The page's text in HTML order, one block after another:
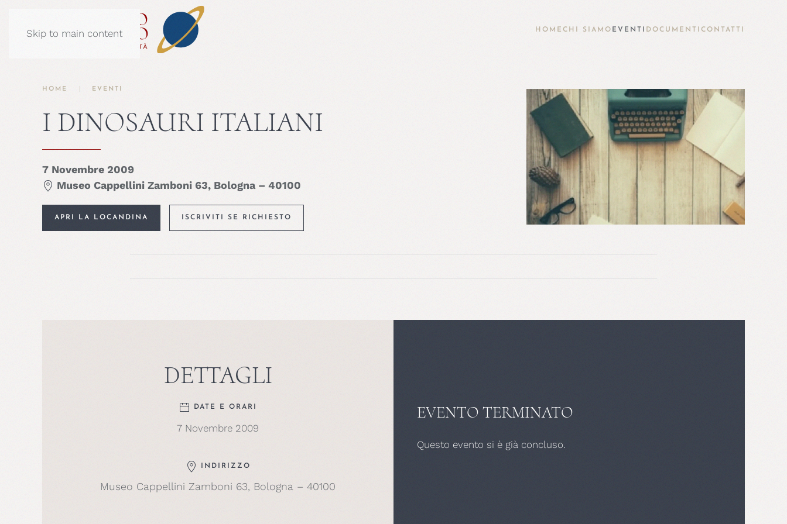
Skip to main content HOME CHI SIAMO EVENTI DOCUMENTI CONTATTI
HOME EVENTI
I DINOSAURI ITALIANI
7 Novembre 2009
Museo Cappellini Zamboni 63, Bologna – 40100
APRI LA LOCANDINA ISCRIVITI SE RICHIESTO
DETTAGLI
DATE E ORARI
7 Novembre 2009
INDIRIZZO
Museo Cappellini Zamboni 63, Bologna – 40100
EVENTO TERMINATO
Questo evento si è già concluso.